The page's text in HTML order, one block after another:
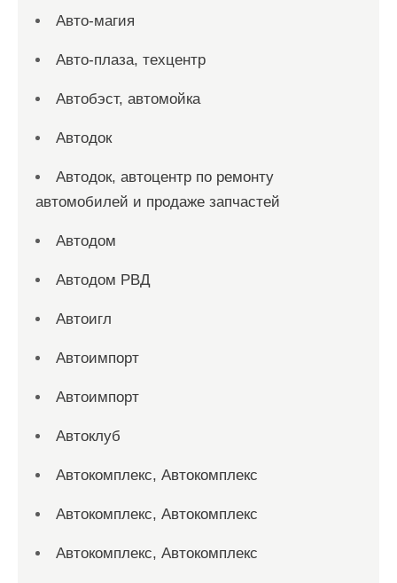
Авто-магия
Авто-плаза, техцентр
Автобэст, автомойка
Автодок
Автодок, автоцентр по ремонту
автомобилей и продаже запчастей
Автодом
Автодом РВД
Автоигл
Автоимпорт
Автоимпорт
Автоклуб
Автокомплекс, Автокомплекс
Автокомплекс, Автокомплекс
Автокомплекс, Автокомплекс